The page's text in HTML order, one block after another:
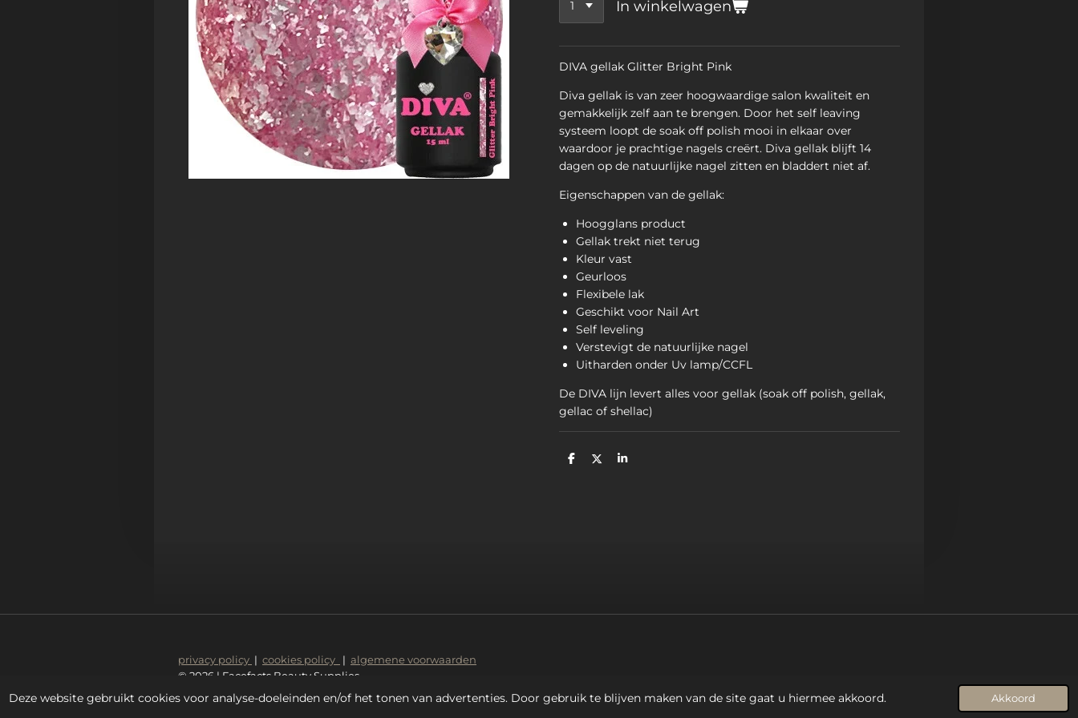
Deze website gebruikt cookies voor analyse-doeleinden en/of het tonen van advertenties. Door gebruik te blijven maken van de site gaat u hiermee akkoord. Akkoord
In winkelwagen
DIVA gellak Glitter Bright Pink
Diva gellak is van zeer hoogwaardige salon kwaliteit en
gemakkelijk zelf aan te brengen. Door het self leaving
systeem loopt de soak off polish mooi in elkaar over
waardoor je prachtige nagels creërt. Diva gellak blijft 14
dagen op de natuurlijke nagel zitten en bladdert niet af.
Eigenschappen van de gellak:
Hoogglans product
Gellak trekt niet terug
Kleur vast
Geurloos
Flexibele lak
Geschikt voor Nail Art
Self leveling
Verstevigt de natuurlijke nagel
Uitharden onder Uv lamp/CCFL
De DIVA lijn levert alles voor gellak (soak off polish, gellak,
gellac of shellac)
D
D
S
privacy policy | cookies policy | algemene voorwaarden
© 2026 | Facefacts Beauty Supplies